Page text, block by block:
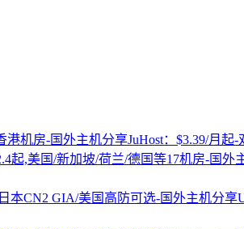
JuHost：$3.39/月起